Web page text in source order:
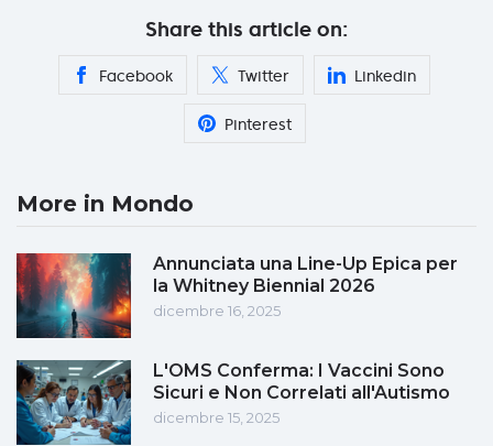
Share this article on:
Facebook Twitter Linkedin
Pinterest
More in Mondo
Annunciata una Line-Up Epica per
la Whitney Biennial 2026
dicembre 16, 2025
L'OMS Conferma: I Vaccini Sono
Sicuri e Non Correlati all'Autismo
dicembre 15, 2025